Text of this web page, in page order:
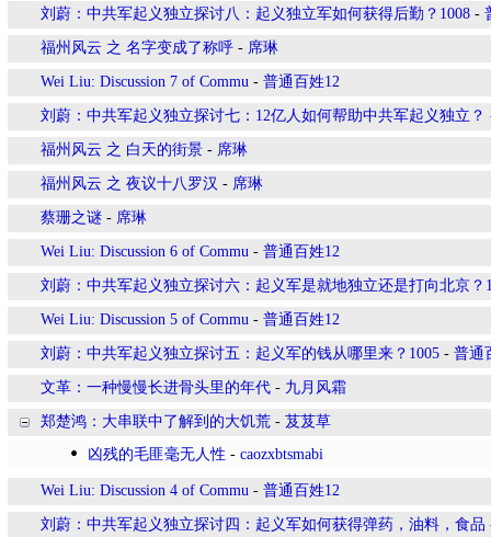
刘蔚：中共军起义独立探讨八：起义独立军如何获得后勤？1008 -
福州风云 之 名字变成了称呼 - 席琳
Wei Liu: Discussion 7 of Commu - 普通百姓12
刘蔚：中共军起义独立探讨七：12亿人如何帮助中共军起义独立？
福州风云 之 白天的街景 - 席琳
福州风云 之 夜议十八罗汉 - 席琳
蔡珊之谜 - 席琳
Wei Liu: Discussion 6 of Commu - 普通百姓12
刘蔚：中共军起义独立探讨六：起义军是就地独立还是打向北京？
Wei Liu: Discussion 5 of Commu - 普通百姓12
刘蔚：中共军起义独立探讨五：起义军的钱从哪里来？1005 - 普通
文革：一种慢慢长进骨头里的年代 - 九月风霜
郑楚鸿：大串联中了解到的大饥荒 - 芨芨草
凶残的毛匪毫无人性 - caozxbtsmabi
Wei Liu: Discussion 4 of Commu - 普通百姓12
刘蔚：中共军起义独立探讨四：起义军如何获得弹药，油料，食品